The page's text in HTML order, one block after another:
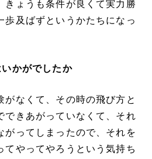
きょうも条件が良くて実力勝
歩及ばずというかたちになっ
かがでしたか
がなくて、その時の飛び方と
できあがっていなくて、それ
がってしまったので、それを
てやってやろうという気持ち